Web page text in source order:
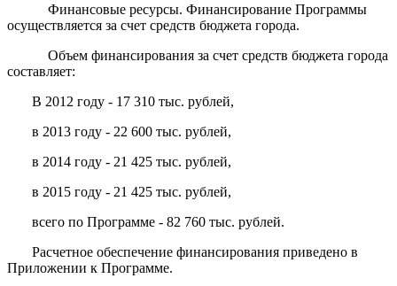
Финансовые ресурсы. Финансирование Программы
осуществляется за счет средств бюджета города.
Объем финансирования за счет средств бюджета города
составляет:
В 2012 году - 17 310 тыс. рублей,
в 2013 году - 22 600 тыс. рублей,
в 2014 году - 21 425 тыс. рублей,
в 2015 году - 21 425 тыс. рублей,
всего по Программе - 82 760 тыс. рублей.
Расчетное обеспечение финансирования приведено в
Приложении к Программе.